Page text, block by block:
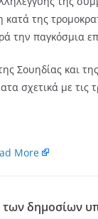
κατά της
παγκόσμια
Σουηδίας και
σχετικά με τις
More
δημοσίων